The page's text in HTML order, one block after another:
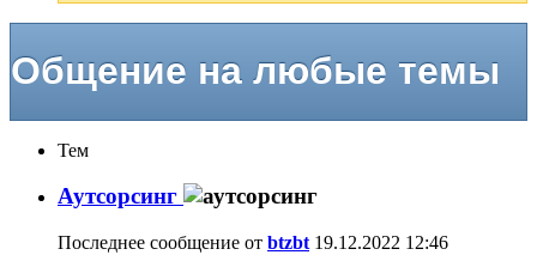
Общение на любые темы
Тем
Аутсорсинг
Последнее сообщение от btzbt 19.12.2022 12:46